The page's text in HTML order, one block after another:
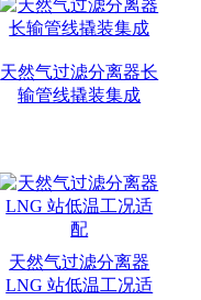
天然气过滤分离器长
输管线撬装集成
天然气过滤分离器
LNG 站低温工况适